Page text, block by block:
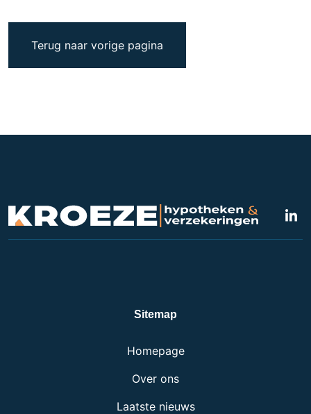
Terug naar vorige pagina
Sitemap
Homepage
Over ons
Laatste nieuws